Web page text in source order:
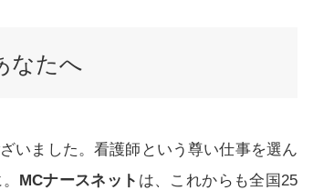
なたへ
いました。看護師という尊い仕事を選ん
MCナースネット は、これからも全国25